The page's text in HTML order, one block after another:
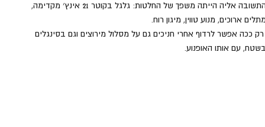
התשובה אליה הייתה משפך של החלטות: גלגל בקוטר 21 אינץ׳ מקדימה,
ארוכים, מנוע טווין, מיגון רוח.
רק ככה אפשר לרדוף אחרי חניכים גם על מסלול מירוצים וגם בסינגלים
עם אותו האופנוע.